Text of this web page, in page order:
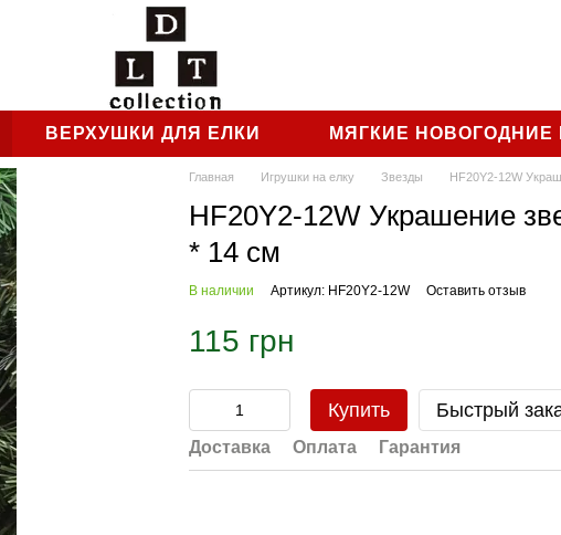
ВЕРХУШКИ ДЛЯ ЕЛКИ МЯГКИЕ НОВОГОДНИЕ
Главная Игрушки на елку Звезды HF20Y2-12W
HF20Y2-12W Украшение
* 14 см
В наличии Артикул: HF20Y2-12W Оставить отзыв
115 грн
Купить Быстрый
Доставка Оплата Гарантия